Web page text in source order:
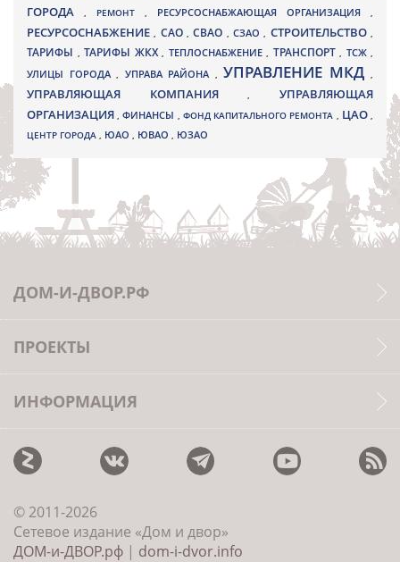
ГОРОДА
, РЕМОНТ , РЕСУРСОСНАБЖАЮЩАЯ ОРГАНИЗАЦИЯ ,
РЕСУРСОСНАБЖЕНИЕ, САО,СВАО ,СЗАО, СТРОИТЕЛЬСТВО,
ТАРИФЫ , ТАРИФЫ ЖКХ , ТЕПЛОСНАБЖЕНИЕ , ТРАНСПОРТ , ТСЖ ,
УЛИЦЫ ГОРОДА , УПРАВА РАЙОНА , УПРАВЛЕНИЕ МКД ,
УПРАВЛЯЮЩАЯ КОМПАНИЯ,УПРАВЛЯЮЩАЯ
ОРГАНИЗАЦИЯ,ФИНАНСЫ , ФОНД КАПИТАЛЬНОГО РЕМОНТА , ЦАО,
ЦЕНТР ГОРОДА , ЮАО , ЮВАО , ЮЗАО
ДОМ-И-ДВОР.РФ
ПРОЕКТЫ
ИНФОРМАЦИЯ
© 2011-2026
Сетевое издание «Дом и двор»
ДОМ-и-ДВОР.рф | dom-i-dvor.info